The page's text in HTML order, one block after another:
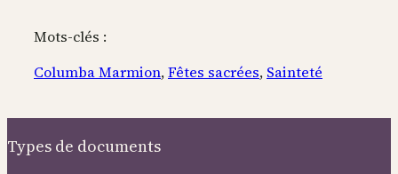
Mots-clés :
Columba Marmion, Fêtes sacrées, Sainteté
Types de documents